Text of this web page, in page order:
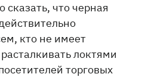
что черная
кто не имеет
локтями
торговых